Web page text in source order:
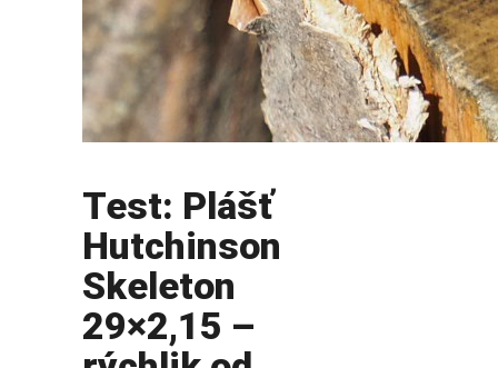
Test: Plášť
Hutchinson
Skeleton
29×2,15 –